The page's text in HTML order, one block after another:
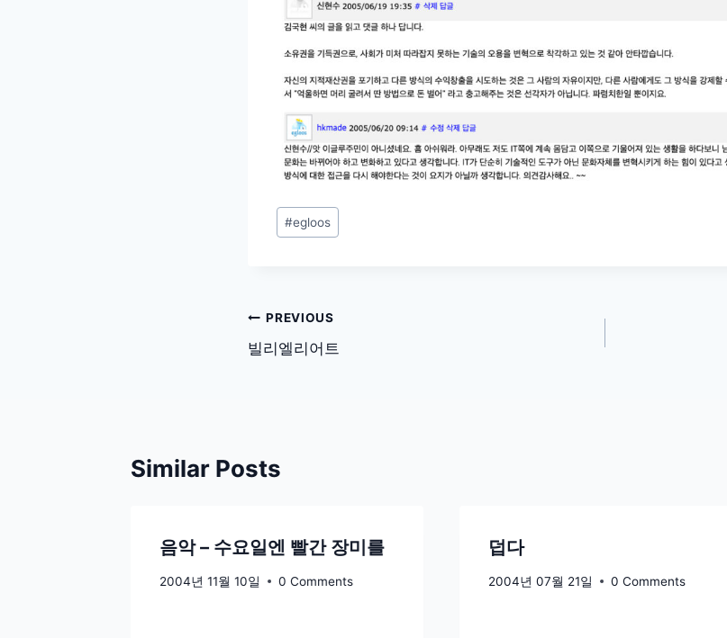
Post
Tags:
#egloos
글
탐
PREVIOUS
빌리엘리어트
Similar Posts
음악 – 수요일엔 빨간 장미를
2004년 11월 10일 0 Comments
덥다
2004년 07월 21일 0 Comments